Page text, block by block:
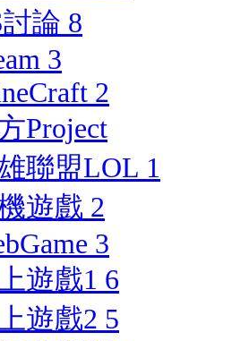
討論 8
3
2
Project
聯盟LOL 1
遊戲 2
3
遊戲1 6
遊戲2 5